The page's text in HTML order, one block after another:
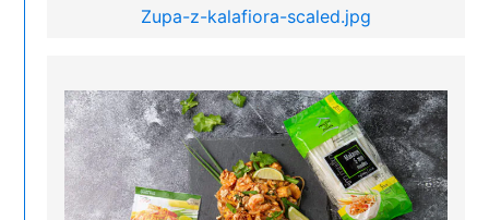
Zupa-z-kalafiora-scaled.jpg